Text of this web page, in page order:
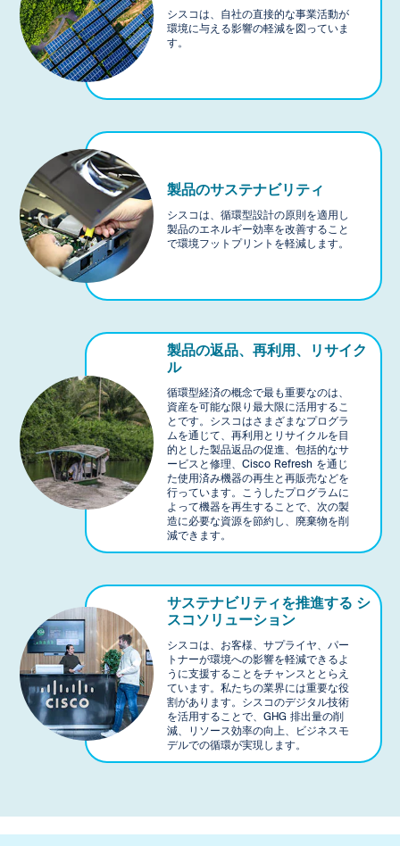
シスコは、自社の直接的な事業活動が
環境に与える影響の軽減を図っていま
す。
製品のサステナビリティ
シスコは、循環型設計の原則を適用し
製品のエネルギー効率を改善すること
で環境フットプリントを軽減します。
製品の返品、再利用、リサイク
ル
循環型経済の概念で最も重要なのは、
資産を可能な限り最大限に活用するこ
とです。シスコはさまざまなプログラ
ムを通じて、再利用とリサイクルを目
的とした製品返品の促進、包括的なサ
ービスと修理、Cisco Refresh を通じ
た使用済み機器の再生と再販売などを
行っています。こうしたプログラムに
よって機器を再生することで、次の製
造に必要な資源を節約し、廃棄物を削
減できます。
サステナビリティを推進する シ
スコソリューション
シスコは、お客様、サプライヤ、パー
トナーが環境への影響を軽減できるよ
うに支援することをチャンスととらえ
ています。私たちの業界には重要な役
割があります。シスコのデジタル技術
を活用することで、GHG 排出量の削
減、リソース効率の向上、ビジネスモ
デルでの循環が実現します。